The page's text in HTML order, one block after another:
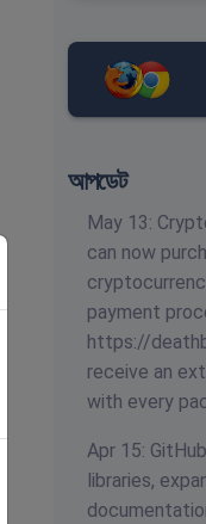
আপডেট
May 13:
can now
payment
https://
receive an
with every
Apr 15:
libraries,